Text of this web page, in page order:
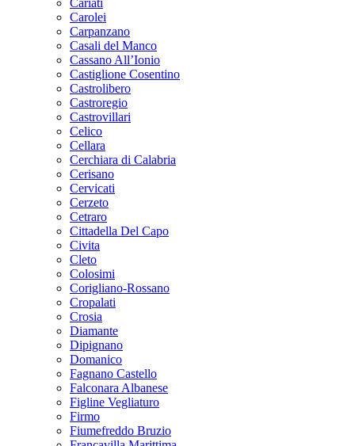
Cariati
Carolei
Carpanzano
Casali del Manco
Cassano All’Ionio
Castiglione Cosentino
Castrolibero
Castroregio
Castrovillari
Celico
Cellara
Cerchiara di Calabria
Cerisano
Cervicati
Cerzeto
Cetraro
Cittadella Del Capo
Civita
Cleto
Colosimi
Corigliano-Rossano
Cropalati
Crosia
Diamante
Dipignano
Domanico
Fagnano Castello
Falconara Albanese
Figline Vegliaturo
Firmo
Fiumefreddo Bruzio